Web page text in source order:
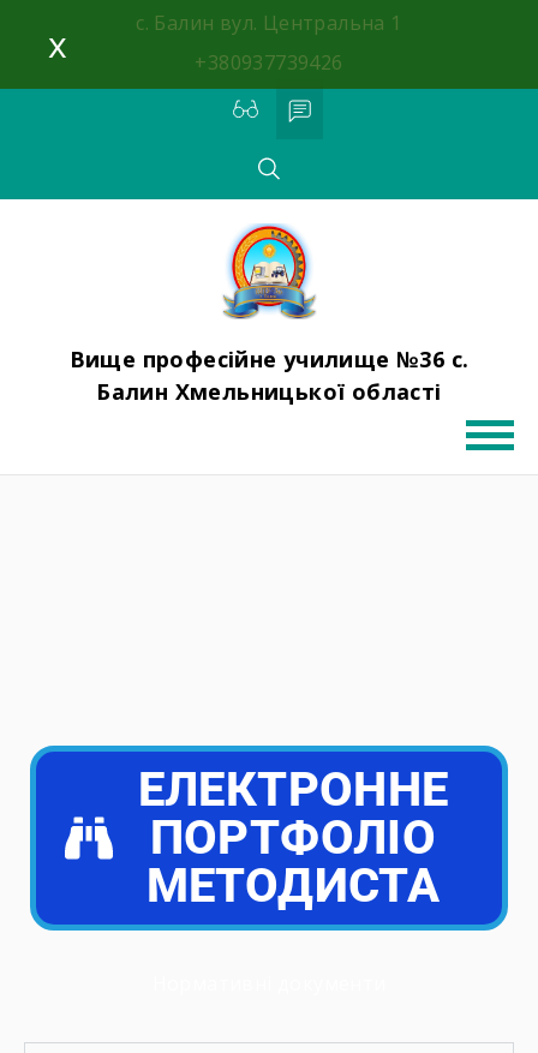
с. Балин вул. Центральна 1
+380937739426
Вище професійне училище №36 с.
Балин Хмельницької області
ЕЛЕКТРОННЕ
ПОРТФОЛІО
МЕТОДИСТА
x